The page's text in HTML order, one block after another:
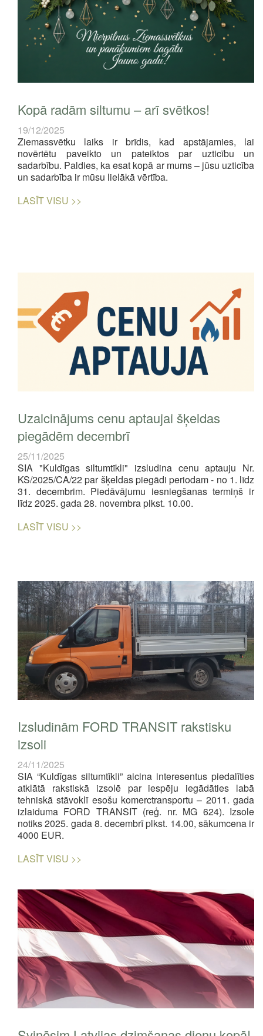
Kopā radām siltumu – arī svētkos!
19/12/2025
Ziemassvētku laiks ir brīdis, kad apstājamies, lai
novērtētu paveikto un pateiktos par uzticību un
sadarbību. Paldies, ka esat kopā ar mums – jūsu uzticība
un sadarbība ir mūsu lielākā vērtība.
LASĪT VISU >>
Uzaicinājums cenu aptaujai šķeldas
piegādēm decembrī
25/11/2025
SIA "Kuldīgas siltumtīkli" izsludina cenu aptauju Nr.
KS/2025/CA/22 par šķeldas piegādi periodam - no 1. līdz
31. decembrim. Piedāvājumu iesniegšanas termiņš ir
līdz 2025. gada 28. novembra plkst. 10.00.
LASĪT VISU >>
Izsludinām FORD TRANSIT rakstisku
izsoli
24/11/2025
SIA “Kuldīgas siltumtīkli” aicina interesentus piedalīties
atklātā rakstiskā izsolē par iespēju iegādāties labā
tehniskā stāvoklī esošu komerctransportu – 2011. gada
izlaiduma FORD TRANSIT (reģ. nr. MG 624). Izsole
notiks 2025. gada 8. decembrī plkst. 14.00, sākumcena ir
4000 EUR.
LASĪT VISU >>